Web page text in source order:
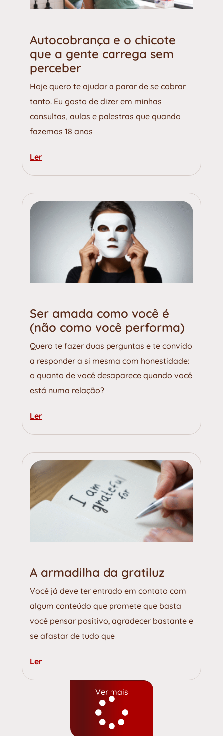
Autocobrança e o chicote
que a gente carrega sem
perceber
Hoje quero te ajudar a parar de se cobrar
tanto. Eu gosto de dizer em minhas
consultas, aulas e palestras que quando
fazemos 18 anos
Ler
Ser amada como você é
(não como você performa)
Quero te fazer duas perguntas e te convido
a responder a si mesma com honestidade:
o quanto de você desaparece quando você
está numa relação?
Ler
A armadilha da gratiluz
Você já deve ter entrado em contato com
algum conteúdo que promete que basta
você pensar positivo, agradecer bastante e
se afastar de tudo que
Ler
Ver mais